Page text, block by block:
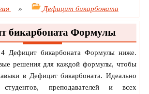
» Дефицит бикарбоната
бикарбоната Формулы
Дефицит бикарбоната Формулы ниже.
решения для каждой формулы, чтобы
в Дефицит бикарбоната. Идеально
преподавателей и всех